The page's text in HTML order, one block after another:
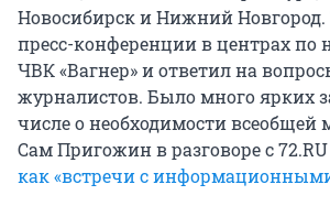
Новосибирск и Нижний Новгород.
пресс-конференции в центрах по
ЧВК «Вагнер» и ответил на
журналистов. Было много ярких
числе о необходимости всеобщей
Сам Пригожин в разговоре с 72.RU
как «встречи с